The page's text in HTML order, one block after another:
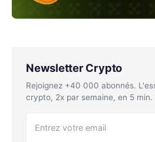
Newsletter Crypto
Rejoignez +40 000 abonnés.
crypto, 2x par semaine, en 5 min.